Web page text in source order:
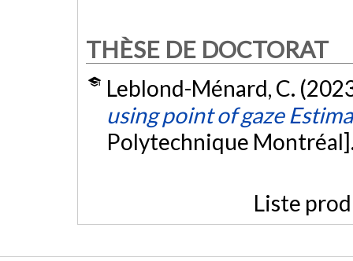
THÈSE DE DOCTORAT
Leblond-Ménard, C.
using point of gaze
Polytechnique
Liste